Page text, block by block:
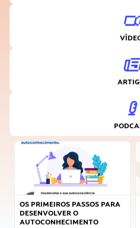
OS PRIMEIROS PASSOS PARA
DESENVOLVER O
AUTOCONHECIMENTO